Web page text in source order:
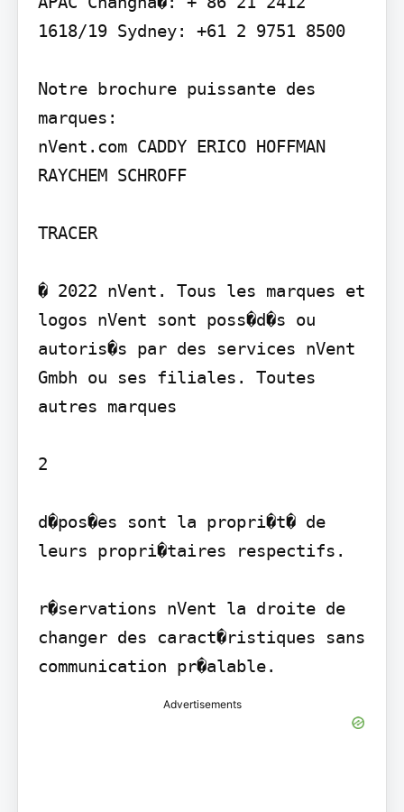
1618/19 Sydney: +61 2 9751 8500
Notre brochure puissante des
marques:
nVent.com CADDY ERICO HOFFMAN
RAYCHEM SCHROFF
TRACER
� 2022 nVent. Tous les marques et
logos nVent sont poss�d�s ou
autoris�s par des services nVent
Gmbh ou ses filiales. Toutes
autres marques
2
d�pos�es sont la propri�t� de
leurs propri�taires respectifs.
r�servations nVent la droite de
changer des caract�ristiques sans
communication pr�alable.
Advertisements